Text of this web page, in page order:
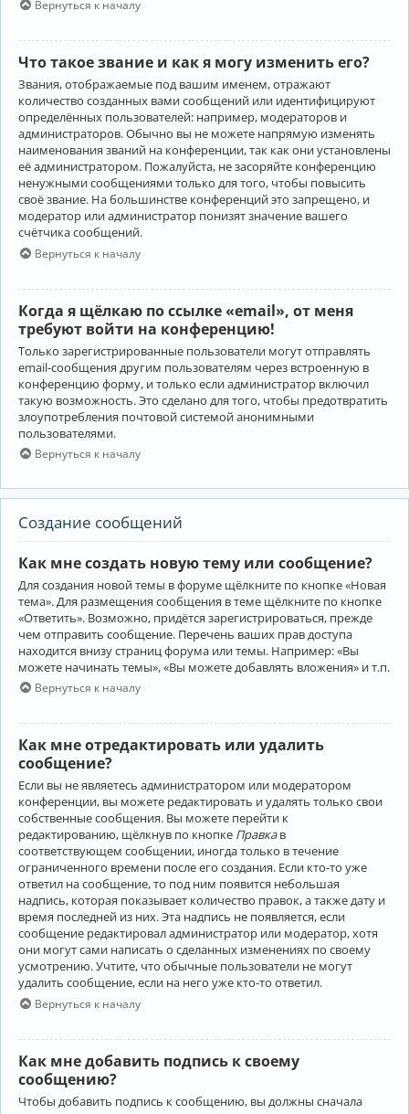
Вернуться к началу
Что такое звание и как я могу изменить его?
Звания, отображаемые под вашим именем, отражают
количество созданных вами сообщений или идентифицируют
определённых пользователей: например, модераторов и
администраторов. Обычно вы не можете напрямую изменять
наименования званий на конференции, так как они установлены
её администратором. Пожалуйста, не засоряйте конференцию
ненужными сообщениями только для того, чтобы повысить
своё звание. На большинстве конференций это запрещено, и
модератор или администратор понизят значение вашего
счётчика сообщений.
Вернуться к началу
Когда я щёлкаю по ссылке «email», от меня
требуют войти на конференцию!
Только зарегистрированные пользователи могут отправлять
email-сообщения другим пользователям через встроенную в
конференцию форму, и только если администратор включил
такую возможность. Это сделано для того, чтобы предотвратить
злоупотребления почтовой системой анонимными
пользователями.
Вернуться к началу
Создание сообщений
Как мне создать новую тему или сообщение?
Для создания новой темы в форуме щёлкните по кнопке «Новая
тема». Для размещения сообщения в теме щёлкните по кнопке
«Ответить». Возможно, придётся зарегистрироваться, прежде
чем отправить сообщение. Перечень ваших прав доступа
находится внизу страниц форума или темы. Например: «Вы
можете начинать темы», «Вы можете добавлять вложения» и т.п.
Вернуться к началу
Как мне отредактировать или удалить
сообщение?
Если вы не являетесь администратором или модератором
конференции, вы можете редактировать и удалять только свои
собственные сообщения. Вы можете перейти к
редактированию, щёлкнув по кнопке Правкав
соответствующем сообщении, иногда только в течение
ограниченного времени после его создания. Если кто-то уже
ответил на сообщение, то под ним появится небольшая
надпись, которая показывает количество правок, а также дату и
время последней из них. Эта надпись не появляется, если
сообщение редактировал администратор или модератор, хотя
они могут сами написать о сделанных изменениях по своему
усмотрению. Учтите, что обычные пользователи не могут
удалить сообщение, если на него уже кто-то ответил.
Вернуться к началу
Как мне добавить подпись к своему
сообщению?
Чтобы добавить подпись к сообщению, вы должны сначала